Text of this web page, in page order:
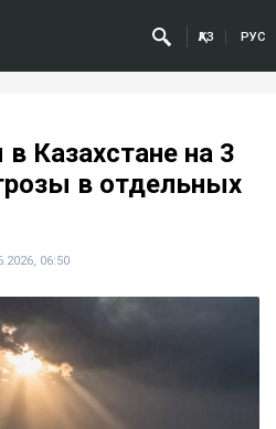
ҚАЗ РУС
Казахстане на 3
в отдельных
06:50